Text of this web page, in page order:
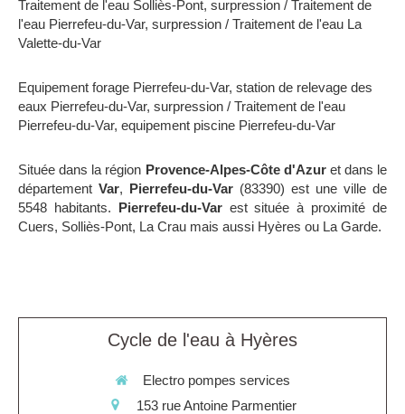
Traitement de l'eau Solliès-Pont, surpression / Traitement de
l'eau Pierrefeu-du-Var, surpression / Traitement de l'eau La
Valette-du-Var
Equipement forage Pierrefeu-du-Var, station de relevage des
eaux Pierrefeu-du-Var, surpression / Traitement de l'eau
Pierrefeu-du-Var, equipement piscine Pierrefeu-du-Var
Située dans la région Provence-Alpes-Côte d'Azuret dans le
département Var, Pierrefeu-du-Var (83390) est une ville de
5548 habitants. Pierrefeu-du-Varest située à proximité de
Cuers, Solliès-Pont, La Crau mais aussi Hyères ou La Garde.
Cycle de l'eau à Hyères
Electro pompes services
153 rue Antoine Parmentier